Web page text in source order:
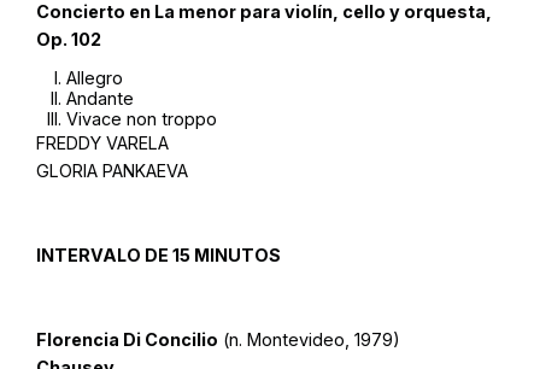
Concierto en La menor para violín, cello y orquesta,
Op. 102
Allegro
Andante
Vivace non troppo
FREDDY VARELA
GLORIA PANKAEVA
INTERVALO DE 15 MINUTOS
Florencia Di Concilio (n. Montevideo, 1979)